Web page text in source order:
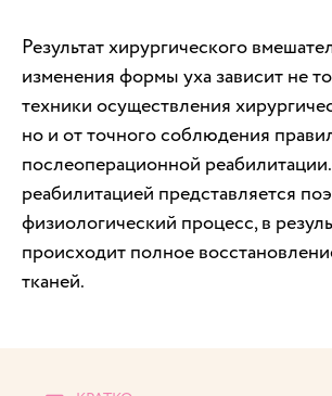
Результат хирургического
изменения формы уха зависит не
техники осуществления
но и от точного соблюдения
послеоперационной
реабилитацией представляется
физиологический процесс, в
происходит полное
тканей.